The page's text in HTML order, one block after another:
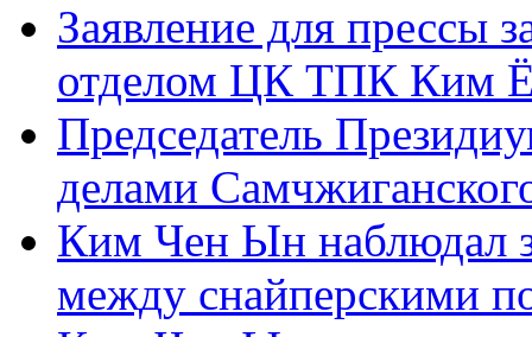
Заявление для прессы
отделом ЦК ТПК Ким
Председатель
делами
Ким Чен Ын наблюдал
между снайперскими